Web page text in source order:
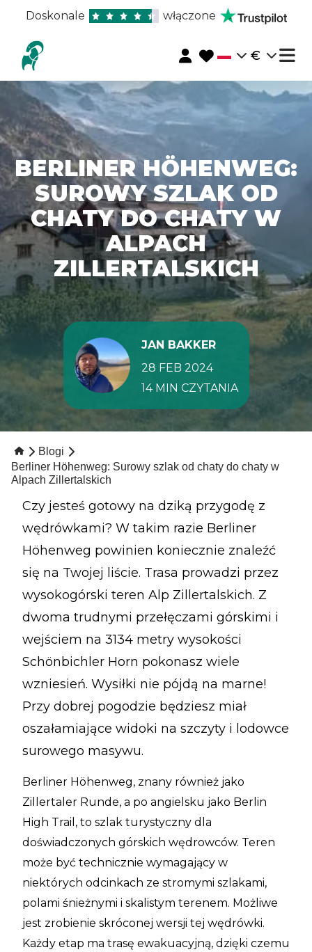
Doskonale włączone
€
BERLINER HÖHENWEG:
SUROWY SZLAK OD
CHATY DO CHATY W
ALPACH
ZILLERTALSKICH
JAN BAKKER
28 FEB 2024
14 MIN CZYTANIA
Blogi
Berliner Höhenweg: Surowy szlak od chaty do chaty w
Alpach Zillertalskich
Czy jesteś gotowy na dziką przygodę z
wędrówkami? W takim razie Berliner
Höhenweg powinien koniecznie znaleźć
się na Twojej liście. Trasa prowadzi przez
wysokogórski teren Alp Zillertalskich. Z
dwoma trudnymi przełęczami górskimi i
wejściem na 3134 metry wysokości
Schönbichler Horn pokonasz wiele
wzniesień. Wysiłki nie pójdą na marne!
Przy dobrej pogodzie będziesz miał
oszałamiające widoki na szczyty i lodowce
surowego masywu.
Berliner Höhenweg, znany również jako
Zillertaler Runde, a po angielsku jako Berlin
High Trail, to szlak turystyczny dla
doświadczonych górskich wędrowców. Teren
może być technicznie wymagający w
niektórych odcinkach ze stromymi szlakami,
polami śnieżnymi i skalistym terenem. Możliwe
jest zrobienie skróconej wersji tej wędrówki.
Każdy etap ma trasę ewakuacyjną, dzięki czemu